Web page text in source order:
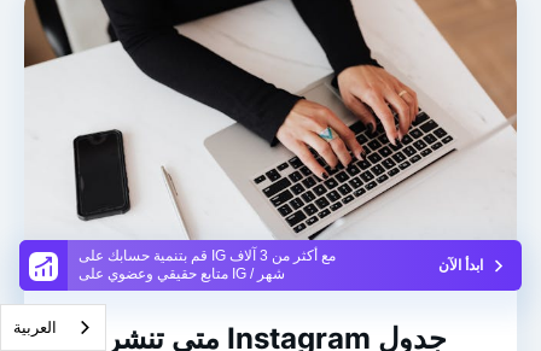
قم بتنمية حسابك على IG مع أكثر من 3 آلاف
متابع حقيقي وعضوي على IG / شهر
ابدأ الآن
متى تنشر على Instagram جدولالعربية‏